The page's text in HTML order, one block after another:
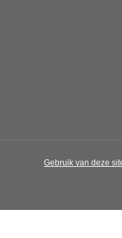
Gebruik van deze